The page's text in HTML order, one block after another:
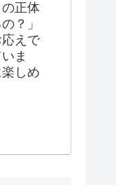
正体
？」
えで
ま
しめ